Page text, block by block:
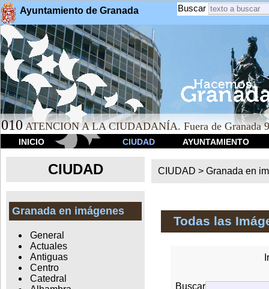
Ayuntamiento de Granada Buscar
010 ATENCION A LA CIUDADANÍA. Fuera de Granada
INICIO CIUDAD AYUNTAMIENTO
CIUDAD
Granada en imágenes
General
Actuales
Antiguas
Centro
Catedral
CIUDAD >Granada en
Todas las
Buscar